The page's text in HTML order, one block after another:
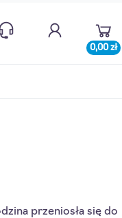
0,00 zł
przeniosła się do